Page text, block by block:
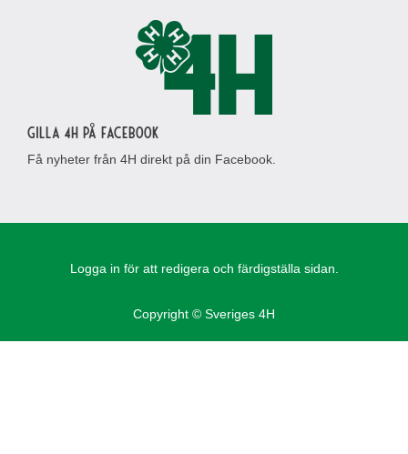
Gilla 4H på Facebook
Få nyheter från 4H direkt på din Facebook.
Logga in för att redigera och färdigställa sidan.
Copyright © Sveriges 4H